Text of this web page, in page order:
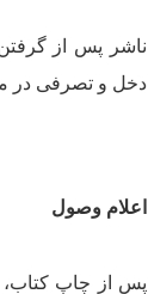
ناشر پس از
دخل و تصرفی در
اعلام وصول
پس از چاپ کتاب،